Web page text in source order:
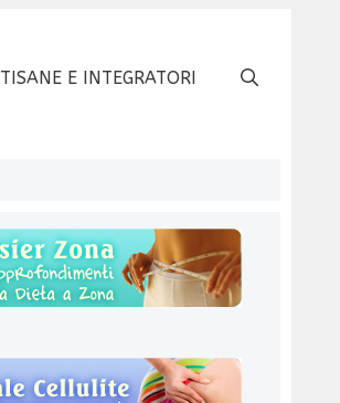
TISANE E INTEGRATORI